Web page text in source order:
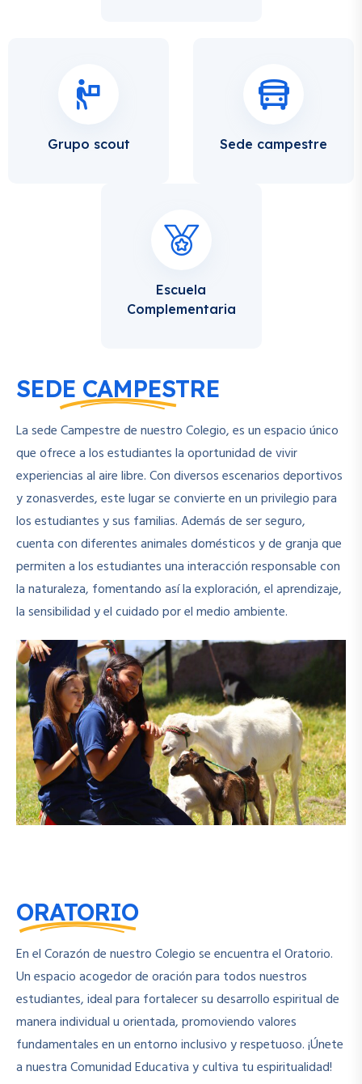
Grupo scout Sede campestre
Escuela
Complementaria
SEDE CAMPESTRE
La sede Campestre de nuestro Colegio, es un espacio único
que ofrece a los estudiantes la oportunidad de vivir
experiencias al aire libre. Con diversos escenarios deportivos
y zonasverdes, este lugar se convierte en un privilegio para
los estudiantes y sus familias. Además de ser seguro,
cuenta con diferentes animales domésticos y de granja que
permiten a los estudiantes una interacción responsable con
la naturaleza, fomentando así la exploración, el aprendizaje,
la sensibilidad y el cuidado por el medio ambiente.
ORATORIO
En el Corazón de nuestro Colegio se encuentra el Oratorio.
Un espacio acogedor de oración para todos nuestros
estudiantes, ideal para fortalecer su desarrollo espiritual de
manera individual u orientada, promoviendo valores
fundamentales en un entorno inclusivo y respetuoso. ¡Únete
a nuestra Comunidad Educativa y cultiva tu espiritualidad!